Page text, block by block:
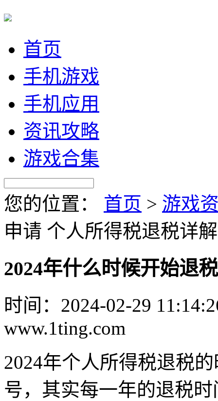
首页
手机游戏
手机应用
资讯攻略
游戏合集
您的位置： 首页 > 游戏
申请 个人所得税退税详解
2024年什么时候开始退
时间：2024-02-29
www.1ting.com
2024年个人所得税退税
号，其实每一年的退税